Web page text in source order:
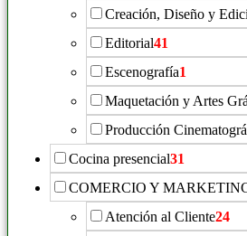
Creación, Diseño y
Editorial41
Escenografía1
Maquetación y Artes
Producción
Cocina presencial31
COMERCIO Y
Atención al Cliente24